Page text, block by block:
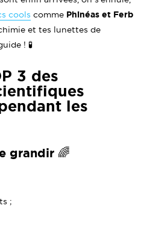
cools comme Phinéas et Ferb
et tes lunettes de
! 🧪
3 des
les
grandir 🌈
;